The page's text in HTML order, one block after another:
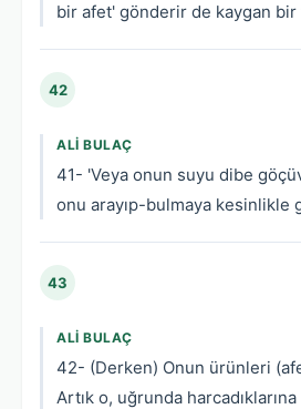
bir afet' gönderir de kaygan
42
ALI BULAÇ
41- 'Veya onun suyu dibe
onu arayıp-bulmaya kesinlikle
43
ALI BULAÇ
42- (Derken) Onun ürünleri
Artık o, uğrunda harcadıklarına